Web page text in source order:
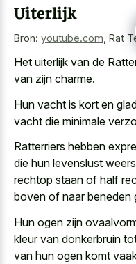
Uiterlijk
Bron: youtube.com Rat
Het uiterlijk van de
van zijn charme.
Hun vacht is kort en
vacht die minimale
Ratterriers hebben
die hun levenslust
rechtop staan of half
boven of naar beneden
Hun ogen zijn
kleur van donkerbruin
van hun ogen komt